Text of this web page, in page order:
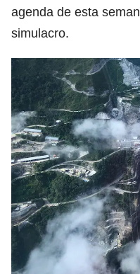
agenda de esta
simulacro.